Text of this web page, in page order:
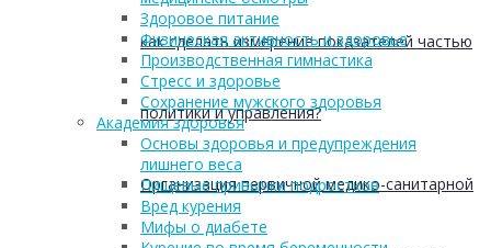
как сделать измерение показателей частью
политики и управления?
Организация первичной медико-санитарной
Здоровое питание
Физическая активность и здоровье
Производственная гимнастика
Стресс и здоровье
Сохранение мужского здоровья
Академия здоровья
Основы здоровья и предупреждения
лишнего веса
Пищевые привычки подростков
Вред курения
Мифы о диабете